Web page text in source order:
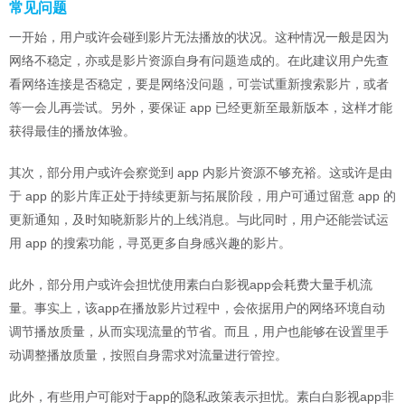
常见问题
一开始，用户或许会碰到影片无法播放的状况。这种情况一般是因为
网络不稳定，亦或是影片资源自身有问题造成的。在此建议用户先查
看网络连接是否稳定，要是网络没问题，可尝试重新搜索影片，或者
等一会儿再尝试。另外，要保证 app 已经更新至最新版本，这样才能
获得最佳的播放体验。
其次，部分用户或许会察觉到 app 内影片资源不够充裕。这或许是由
于 app 的影片库正处于持续更新与拓展阶段，用户可通过留意 app 的
更新通知，及时知晓新影片的上线消息。与此同时，用户还能尝试运
用 app 的搜索功能，寻觅更多自身感兴趣的影片。
此外，部分用户或许会担忧使用素白白影视app会耗费大量手机流
量。事实上，该app在播放影片过程中，会依据用户的网络环境自动
调节播放质量，从而实现流量的节省。而且，用户也能够在设置里手
动调整播放质量，按照自身需求对流量进行管控。
此外，有些用户可能对于app的隐私政策表示担忧。素白白影视app非